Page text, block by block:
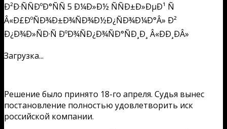
Загрузка...
Решение было принято 18-го апреля. Судья вынес
постановление полностью удовлетворить иск
российской компании.